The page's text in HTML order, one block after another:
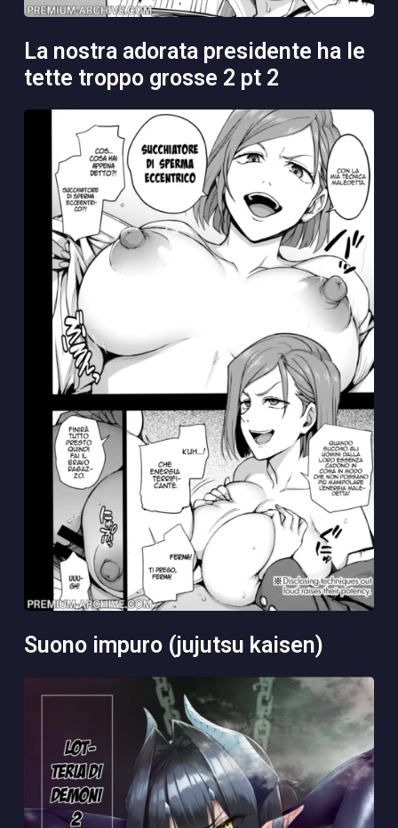
la nostra adorata presidente ha le
tette troppo grosse 2 pt 2
suono impuro (jujutsu kaisen)